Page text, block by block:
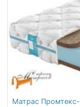
Матрас